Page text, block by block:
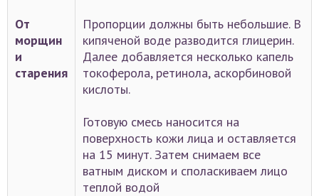
От
морщин
и
старения
Пропорции должны быть небольшие. В
кипяченой воде разводится глицерин.
Далее добавляется несколько капель
токоферола, ретинола, аскорбиновой
кислоты.
Готовую смесь наносится на
поверхность кожи лица и оставляется
на 15 минут. Затем снимаем все
ватным диском и споласкиваем лицо
теплой водой